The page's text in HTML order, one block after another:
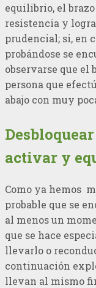
equilibrio, el
resistencia y
prudencial; si, en
probándose se
observarse que el
persona que
abajo con muy
activar y
Como ya hemos
probable que se
al menos un
que se hace
llevarlo o
continuación
llevan al mismo